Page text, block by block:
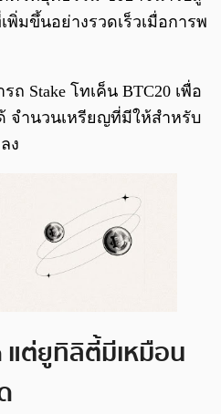
พิ่มขึ้นอย่างรวดเร็วเมื่อการพ
Stake โทเค็น BTC20 เพื่อ
จำนวนเหรียญที่มีให้สำหรับ
ง
แต่ยูทิลิตี้มีเหมือน